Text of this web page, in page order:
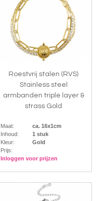
Roestvrij stalen (RVS)
Stainless steel
armbanden triple layer &
strass Gold
Maat:
ca. 16x1cm
Inhoud:
1 stuk
Kleur:
Gold
Prijs:
Inloggen voor prijzen